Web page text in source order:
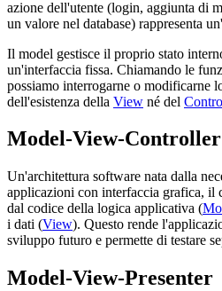
azione dell'utente (login, aggiunta di
un valore nel database) rappresenta
Il model gestisce il proprio stato
un'interfaccia fissa. Chiamando le
possiamo interrogarne o modificarne
dell'esistenza della View né del
Model-View-Controller
Un'architettura software nata dalla
applicazioni con interfaccia grafica, il
dal codice della logica applicativa (
i dati (View). Questo rende
sviluppo futuro e permette di testare
Model-View-Presenter